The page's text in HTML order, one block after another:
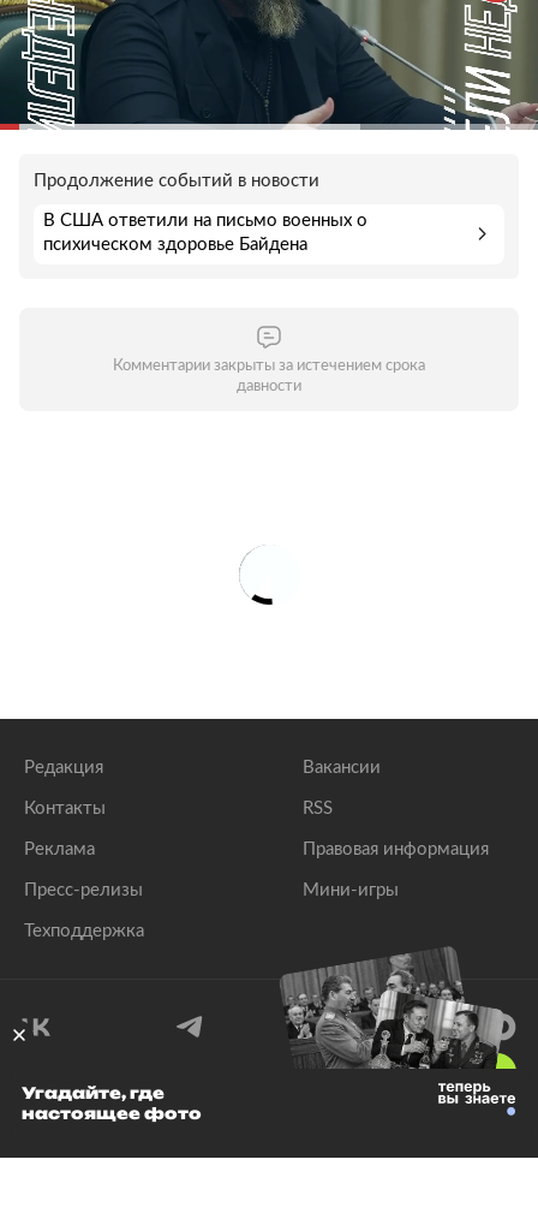
Продолжение событий в новости
В США ответили на письмо военных о
психическом здоровье Байдена
Комментарии закрыты за истечением срока
давности
Редакция
Контакты
Реклама
Пресс-релизы
Техподдержка
Вакансии
RSS
Правовая информация
Мини-игры
© 1999–2026 Все права защищены.
Угадайте, где
настоящее фото